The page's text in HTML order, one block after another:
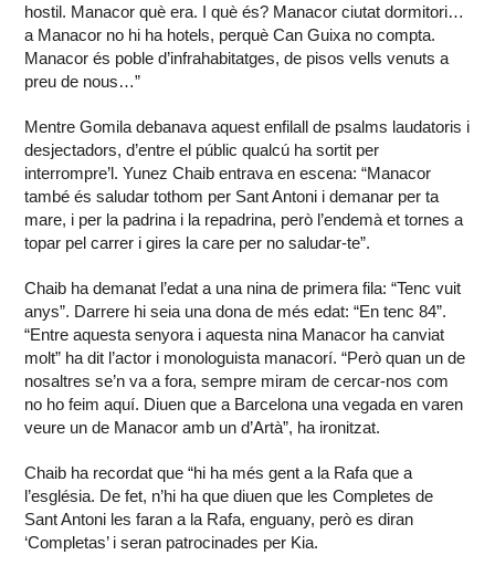
hostil. Manacor què era. I què és? Manacor ciutat dormitori…
a Manacor no hi ha hotels, perquè Can Guixa no compta.
Manacor és poble d’infrahabitatges, de pisos vells venuts a
preu de nous…”
Mentre Gomila debanava aquest enfilall de psalms laudatoris i
desjectadors, d’entre el públic qualcú ha sortit per
interrompre’l. Yunez Chaib entrava en escena: “Manacor
també és saludar tothom per Sant Antoni i demanar per ta
mare, i per la padrina i la repadrina, però l’endemà et tornes a
topar pel carrer i gires la care per no saludar-te”.
Chaib ha demanat l’edat a una nina de primera fila: “Tenc vuit
anys”. Darrere hi seia una dona de més edat: “En tenc 84”.
“Entre aquesta senyora i aquesta nina Manacor ha canviat
molt” ha dit l’actor i monologuista manacorí. “Però quan un de
nosaltres se’n va a fora, sempre miram de cercar-nos com
no ho feim aquí. Diuen que a Barcelona una vegada en varen
veure un de Manacor amb un d’Artà”, ha ironitzat.
Chaib ha recordat que “hi ha més gent a la Rafa que a
l’església. De fet, n’hi ha que diuen que les Completes de
Sant Antoni les faran a la Rafa, enguany, però es diran
‘Completas’ i seran patrocinades per Kia.